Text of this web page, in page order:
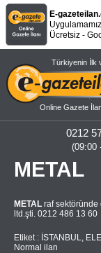
E-
Ücretsiz -
Türkiyenin İlk
Online Gazete
0212
(09:00
METAL
METAL raf sektöründe
ltd.şti. 0212 486 13 60
Etiket : İSTANBUL,
Normal ilan